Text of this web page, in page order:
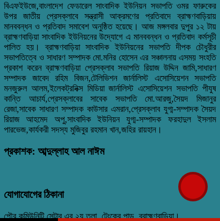
বিএফইউজে,বাংলাদেশ ফেডারেল সাংবাদিক ইউনিয়ন সভাপতি ওমর ফারুকের
উপর জাতীয় প্রেসক্লাবে সন্ত্রাসী আক্রমণের প্রতিবাদে ব্রাহ্মণবাড়িয়ায়
মানববন্ধন ও প্রতিবাদ সমাবেশ অনুষ্ঠিত হয়েছে। আজ মঙ্গলবার দুপুর ১২ টায়
ব্রাহ্মণবাড়িয়া সাংবাদিক ইউনিয়নের উদ্যোগে এ মানববন্ধন ও প্রতিবাদ কর্মসূচী
পালিত হয়। ব্রাহ্মণবাড়িয়া সাংবাদিক ইউনিয়নের সভাপতি দীপক চৌধুরীর
সভাপতিত্বে ও সাধারণ সম্পাদক মো.মনির হোসেন এর সঞ্চালনায় এসময় সংহতি
প্রকাশ করেন ব্রাহ্মণবাড়িয়া প্রেসক্লাব সভাপতি রিয়াজ উদ্দিন জামি,সাধারণ
সম্পাদক জাবেদ রহিম বিজন,টেলিভিশন জার্নালিস্ট এসোসিয়েশন সভাপতি
মনজুরুল আলম,ইলেকট্রনিক্স মিডিয়া জার্নালিস্ট এসোসিয়েশন সভাপতি পীযুষ
কান্তি আচার্য,প্রেসক্লাবের সাবেক সভাপতি মো.আরজু,সৈয়দ মিজানুর
রেজা,সাবেক সাধারণ সম্পাদক কাউসার এমরান,প্রেসক্লাব যুগ্ম-সম্পাদক সৈয়দ
রিয়াজ আহমেদ অপু,সাংবাদিক ইউনিয়ন যুগ্ম-সম্পাদক ফরহাদুল ইসলাম
পারভেজ,কার্যকরী সদস্য মুজিবুর রহমান খান,জহির রায়হান।
প্রকাশক: আব্দুল্লাহ আল নাঈম
যোগাযোগের ঠিকানা
পৌর কমিউনিটি সেন্টার এর ২য় তলা, টেংকের পাড়, ব্রাহ্মণবাড়িয়া।